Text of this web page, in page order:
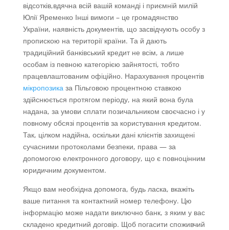
відсотків,вдячна всій вашій команді і приємній милій
Юлії Яременко Інші вимоги – це громадянство
України, наявність документів, що засвідчують особу з
пропискою на території країни. Та й дають
традиційний банківський кредит не всім, а лише
особам із певною категорією зайнятості, тобто
працевлаштованим офіційно. Нарахування процентів
мікропозиказа Пільговою процентною ставкою
здійснюється протягом періоду, на який вона була
надана, за умови сплати позичальником своєчасно і у
повному обсязі процентів за користування кредитом.
Так, цілком надійна, оскільки дані клієнтів захищені
сучасними протоколами безпеки, права — за
допомогою електронного договору, що є повноцінним
юридичним документом.
Якщо вам необхідна допомога, будь ласка, вкажіть
ваше питання та контактний номер телефону. Цю
інформацію може надати виключно банк, з яким у вас
складено кредитний договір. Щоб погасити споживчий